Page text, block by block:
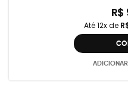
Até 12x de